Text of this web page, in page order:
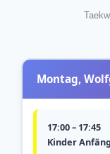
Montag,
17:00 – 17:45
Kinder